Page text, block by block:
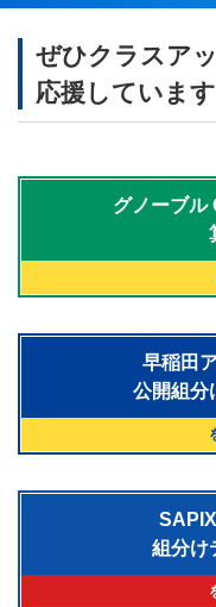
ぜひクラスア
応援しています
グノーブル
早稲田
公開組分
組分け